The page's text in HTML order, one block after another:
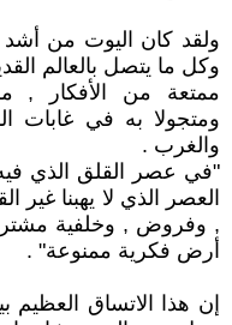
ولقد كان اليوت من أشد
وكل ما يتصل بالعالم
ممتعة من الأفكار ,
ومتجولا به في غابات
والغرب .
"في عصر القلق الذي فيه
العصر الذي لا يهبنا غير
, وفروض , وخلفية
أرض فكرية ممنوعة" .
إن هذا الاتساق العظيم